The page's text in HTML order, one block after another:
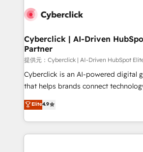
Cyberclick | AI-Driven
Partner
提供元：Cyberclick | AI-Driven HubSpot
Cyberclick is an AI-powered digital
that helps brands connect
creativity to achieve measurable
Barcelona and operating across
the UK, we support global
smarter marketing, sales, and
Elite4.9